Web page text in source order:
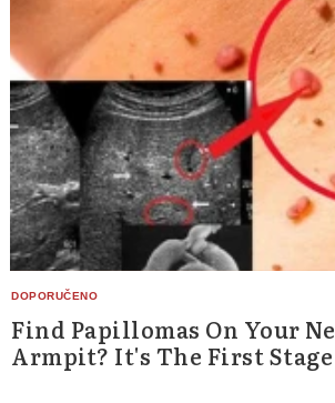
Find Papillomas On Your
Armpit? It's The First